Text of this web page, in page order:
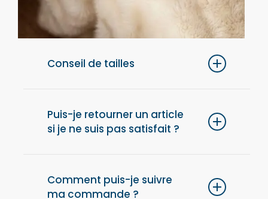
Conseil de tailles
conseillons de choisir une taille au-dessus
de votre taille habituelle.
Puis-je retourner un article
si je ne suis pas satisfait ?
réception de votre commande pour retourner
un article et obtenir un remboursement. Les
Comment puis-je suivre
ma commande ?